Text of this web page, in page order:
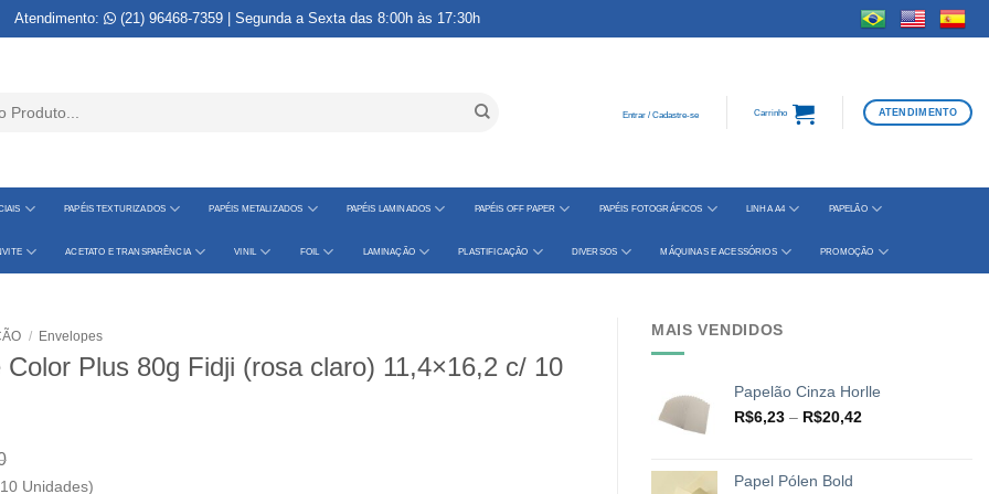
Atendimento: (21) 96468-7359 | Segunda a Sexta das 8:00h às 17:30h
Entrar / Cadastre-se Carrinho ATENDIMENTO
PAPÉIS TEXTURIZADOS PAPÉIS METALIZADOS PAPÉIS LAMINADOS PAPÉIS OFF PAPER PAPÉIS FOTOGRÁFICOS LINHA A4 PAPELÃO
ACETATO E TRANSPARÊNCIA VINIL FOIL LAMINAÇÃO PLASTIFICAÇÃO DIVERSOS MÁQUINAS E ACESSÓRIOS PROMOÇÃO
/ Envelopes
Color Plus 80g Fidji (rosa claro) 11,4×16,2 c/ 10
Unidades)
MAIS VENDIDOS
Papelão Cinza Horlle
R$6,23 – R$20,42
Papel Pólen Bold